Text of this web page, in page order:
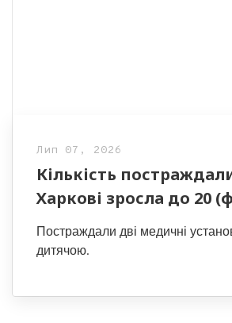
Лип 07, 2026
Кількість
Харкові зросла до 20
Постраждали дві медичні
дитячою.